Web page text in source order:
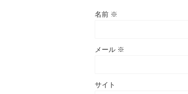
名前 ※
メール ※
サイト